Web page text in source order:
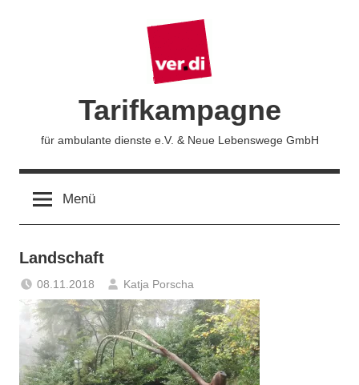
Tarifkampagne
für ambulante dienste e.V. & Neue Lebenswege GmbH
Menü
Landschaft
08.11.2018 Katja Porscha